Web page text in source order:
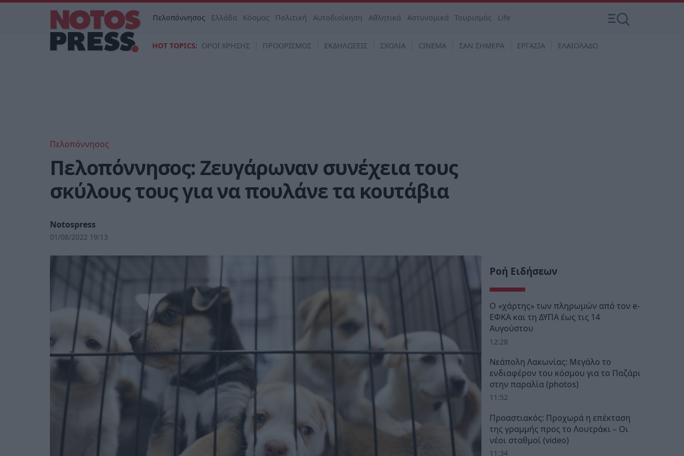
Πελοπόννησος Ελλάδα Κόσμος Πολιτική Αυτοδιοίκηση Αθλητικά Αστυνομικά Τουρισμός Life
HOT TOPICS: ΟΡΟΙ ΧΡΗΣΗΣ ΠΡΟΟΡΙΣΜΟΣ ΕΚΔΗΛΩΣΕΙΣ ΣΧΟΛΙΑ CINEMA ΣΑΝ ΣΗΜΕΡΑ ΕΡΓΑΣΙΑ ΕΛΑΙΟΛΑΔΟ
Πελοπόννησος
Πελοπόννησος: Ζευγάρωναν συνέχεια τους
σκύλους τους για να πουλάνε τα κουτάβια
Notospress
01/08/2022 19:13
Ροή Ειδήσεων
Ο «χάρτης» των πληρωμών από τον e-
ΕΦΚΑ και τη ΔΥΠΑ έως τις 14
Αυγούστου
12:28
Νεάπολη Λακωνίας: Μεγάλο το
ενδιαφέρον του κόσμου για το Παζάρι
στην παραλία (photos)
11:52
Προαστιακός: Προχωρά η επέκταση
της γραμμής προς το Λουτράκι – Οι
νέοι σταθμοί (video)
11:34